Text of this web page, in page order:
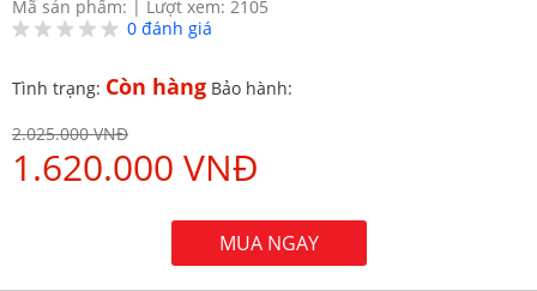
Mã sản phẩm: | Lượt xem: 2105
0 đánh giá
Tình trạng: Còn hàng Bảo hành:
2.025.000 VNĐ
1.620.000 VNĐ
MUA NGAY